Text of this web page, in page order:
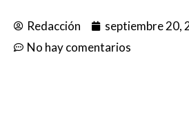
Redacción septiembre 20,
No hay comentarios